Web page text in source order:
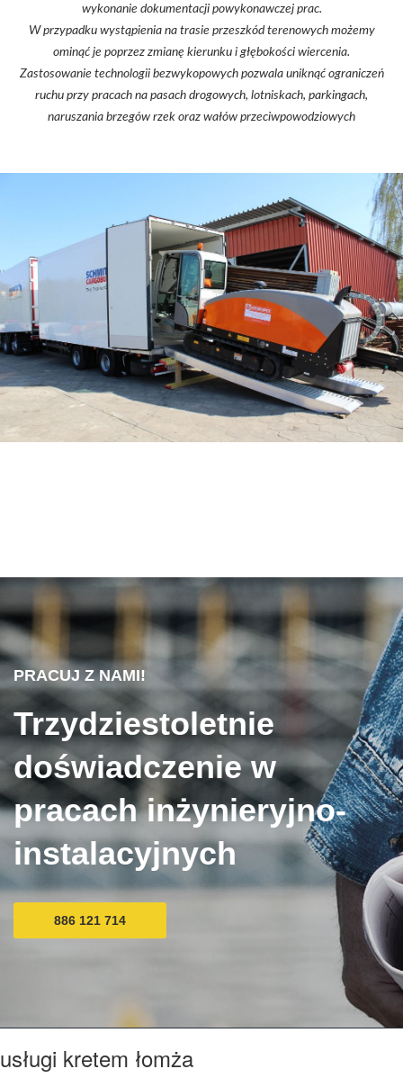
wykonanie dokumentacji powykonawczej prac.
W przypadku wystąpienia na trasie przeszkód terenowych możemy
ominąć je poprzez zmianę kierunku i głębokości wiercenia.
Zastosowanie technologii bezwykopowych pozwala uniknąć ograniczeń
ruchu przy pracach na pasach drogowych, lotniskach, parkingach,
naruszania brzegów rzek oraz wałów przeciwpowodziowych
PRACUJ Z NAMI!
Trzydziestoletnie
doświadczenie w
pracach inżynieryjno-
instalacyjnych
886 121 714
usługi kretem łomża